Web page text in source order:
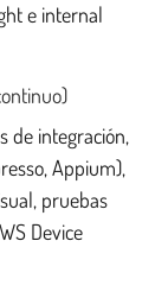
e internal
de integración,
Appium),
pruebas
Device